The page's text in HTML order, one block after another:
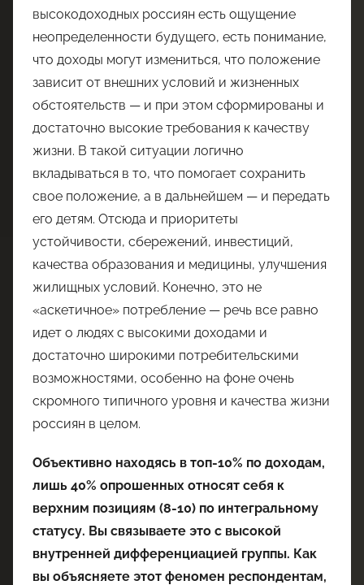
высокодоходных россиян есть ощущение
неопределенности будущего, есть понимание,
что доходы могут измениться, что положение
зависит от внешних условий и жизненных
обстоятельств — и при этом сформированы и
достаточно высокие требования к качеству
жизни. В такой ситуации логично
вкладываться в то, что помогает сохранить
свое положение, а в дальнейшем — и передать
его детям. Отсюда и приоритеты
устойчивости, сбережений, инвестиций,
качества образования и медицины, улучшения
жилищных условий. Конечно, это не
«аскетичное» потребление — речь все равно
идет о людях с высокими доходами и
достаточно широкими потребительскими
возможностями, особенно на фоне очень
скромного типичного уровня и качества жизни
россиян в целом.
Объективно находясь в топ-10% по доходам,
лишь 40% опрошенных относят себя к
верхним позициям (8-10) по интегральному
статусу. Вы связываете это с высокой
внутренней дифференциацией группы. Как
вы объясняете этот феномен респондентам,